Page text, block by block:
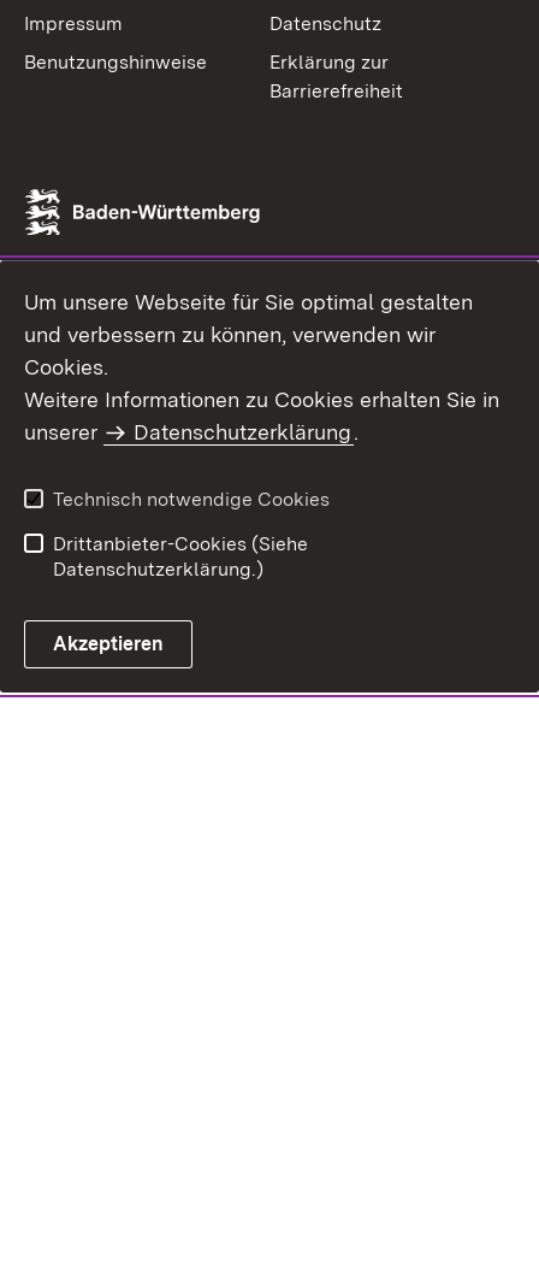
Impressum
Datenschutz
Benutzungshinweise
Erklärung zur
Barrierefreiheit
Um unsere Webseite für Sie optimal gestalten
und verbessern zu können, verwenden wir
Cookies.
Weitere Informationen zu Cookies erhalten Sie in
unserer
Datenschutzerklärung.
Technisch notwendige Cookies
Drittanbieter-Cookies (Siehe
Datenschutzerklärung.)
Akzeptieren